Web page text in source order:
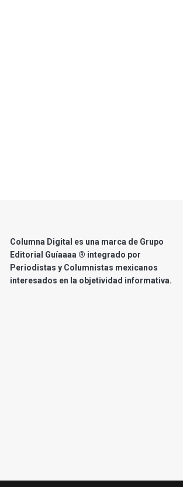
Columna Digital es una marca de Grupo
Editorial Guíaaaa ® integrado por
Periodistas y Columnistas mexicanos
interesados en la objetividad informativa.